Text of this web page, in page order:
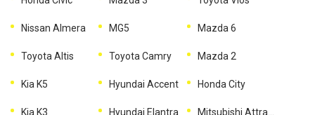
Nissan Almera MG5 Mazda 6
Toyota Altis Toyota Camry Mazda 2
Kia K5 Hyundai Accent Honda City
Kia K3 Hyundai Elantra